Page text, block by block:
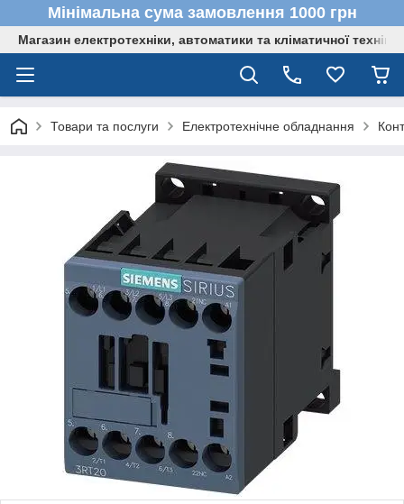
Мінімальна сума замовлення 1000 грн
Магазин електротехніки, автоматики та кліматичної техніки
Товари та послуги Електротехнічне обладнання